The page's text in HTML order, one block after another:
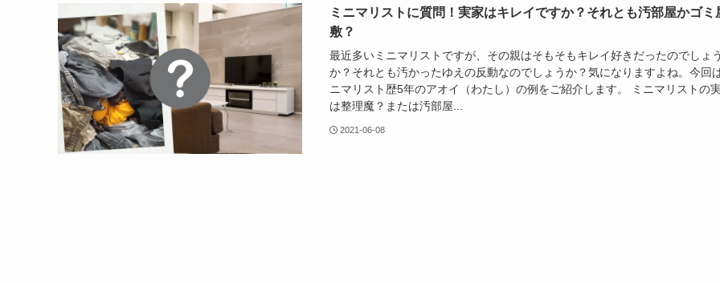
ミニマリストに質問！実家はキレイですか？それとも汚部屋かゴミ
敷？
最近多いミニマリストですが、その親はそもそもキレイ好きだったのでしょう
か？それとも汚かったゆえの反動なのでしょうか？気になりますよね。今回
ニマリスト歴5年のアオイ（わたし）の例をご紹介します。 ミニマリストの
は整理魔？または汚部屋...
2021-06-08